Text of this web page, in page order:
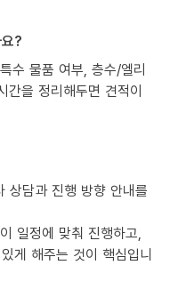
?
수 물품 여부, 층수/엘리
간을 정리해두면 견적이
상담과 진행 방향 안내를
일정에 맞춰 진행하고,
게 해주는 것이 핵심입니